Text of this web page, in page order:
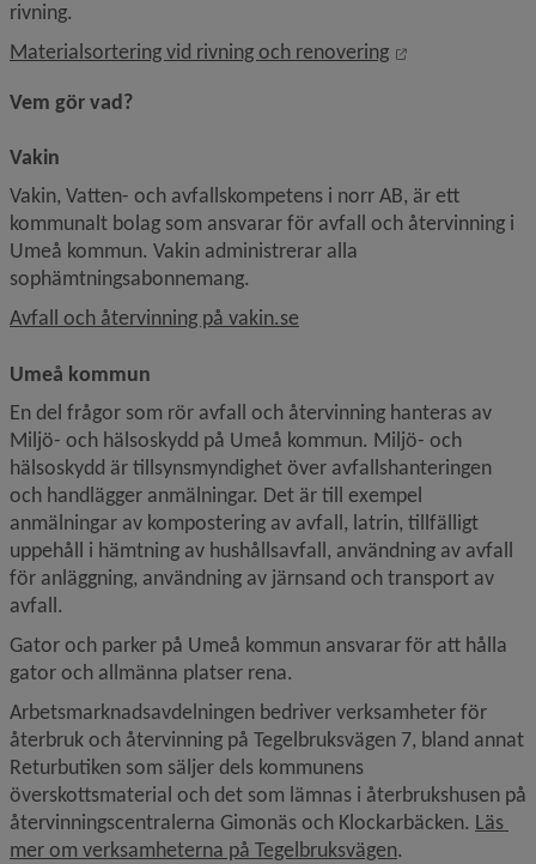
rivning.
Materialsortering vid rivning och renovering
Öppnas i nytt
Vem gör vad?
Vakin
Vakin, Vatten- och avfallskompetens i norr AB, är ett
kommunalt bolag som ansvarar för avfall och återvinning i
Umeå kommun. Vakin administrerar alla
sophämtningsabonnemang.
Avfall och återvinning på vakin.seLänk till annan webbplats.
Umeå kommun
En del frågor som rör avfall och återvinning hanteras av
Miljö- och hälsoskydd på Umeå kommun. Miljö- och
hälsoskydd är tillsynsmyndighet över avfallshanteringen
och handlägger anmälningar. Det är till exempel
anmälningar av kompostering av avfall, latrin, tillfälligt
uppehåll i hämtning av hushållsavfall, användning av avfall
för anläggning, användning av järnsand och transport av
avfall.
Gator och parker på Umeå kommun ansvarar för att hålla
gator och allmänna platser rena.
Arbetsmarknadsavdelningen bedriver verksamheter för
återbruk och återvinning på Tegelbruksvägen 7, bland annat
Returbutiken som säljer dels kommunens
överskottsmaterial och det som lämnas i återbrukshusen på
återvinnings­centralerna Gimonäs och Klockar­bäcken. Läs
mer om verksamheterna på Tegelbruksvägen.